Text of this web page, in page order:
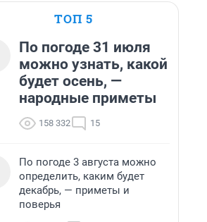
ТОП 5
По погоде 31 июля
можно узнать, какой
будет осень, —
народные приметы
158 332 15
По погоде 3 августа можно
определить, каким будет
декабрь, — приметы и
поверья